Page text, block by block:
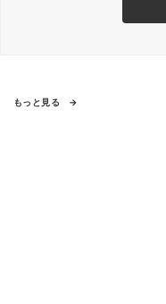
もっと見る